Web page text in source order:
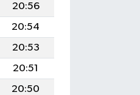
20:56
20:54
20:53
20:51
20:50